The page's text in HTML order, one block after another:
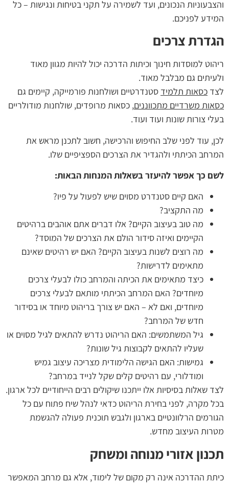
והצבעוניות הנכונים, ועד לשמירה על תקני בטיחות ונגישות – כל
המידע לפניכם.
הגדרת צרכים
ריהוט למוסדות חינוך וכיתות הדרכה יכול להיות מגוון מאוד
ולעיתים גם מבלבל מאוד.
לצד כסאות תלמיד סטנדרטיים ושולחנות פורמייקה, קיימים גם
כסאות משרדיים מתכווננים, כסאות מרופדים, שולחנות מודולריים
בעלי צורות שונות ועוד ועוד.
לכן, עוד לפני שלב החיפוש והרכישה, חשוב לתכנן מראש את
המרחב הכיתתי ולהגדיר את הצרכים הספציפיים שלו.
לשם כך אפשר להיעזר בשאלות המנחות הבאות:
האם קיים סטנדרט מסוים שיש לפעול על פיו?
מה התקציב?
מה טוב בעיצוב הקיים? אלו דברים אתם אוהבים ברהיטים
הקיימים ואיזה סידור הולם את הצרכים של המוסד?
מה רוצים לשנות בעיצוב הקיים? האם יש רהיטים שאינם
מתאימים לדרישות?
כיצד מתאימים את הכיתה והמרחב כולו לבעלי צרכים
מיוחדים? האם המרחב הכיתתי מותאם לבעלי צרכים
מיוחדים, ואם לא – האם יש צורך בריהוט מיוחד או בסידור
חדש של המרחב?
גיל המשתמשים: האם הריהוט נדרש להתאים לגיל מסוים או
שעליו להתאים לקבוצות גיל שונות?
גמישות: האם הגישה הלימודית מצריכה עיצוב גמיש
ומודלורי, עם רהיטים קלים שקל לנייד במרחב?
לצד שאלות בסיסיות אלו ייתכנו שיקולים רבים הייחודיים לכל ארגון.
בכל מקרה, לפני בחירת הריהוט כדאי לנהל שיח פתוח עם כל
הגורמים הרלוונטיים בארגון ולגבש תוכנית פעולה להגשמת
מטרות העיצוב מחדש.
תכנון אזורי מנוחה ומשחק
כיתת ההדרכה אינה רק מקום של לימוד, אלא גם מרחב המאפשר